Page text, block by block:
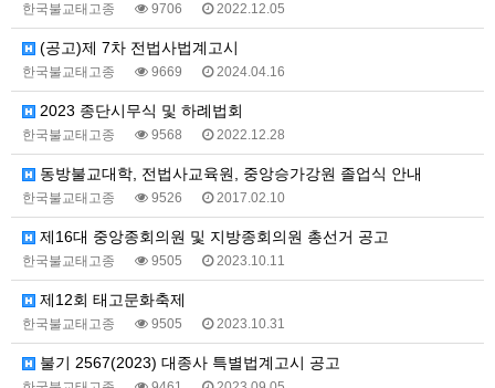
한국불교태고종 9706 2022.12.05
(공고)제 7차 전법사법계고시
한국불교태고종 9669 2024.04.16
2023 종단시무식 및 하례법회
한국불교태고종 9568 2022.12.28
동방불교대학, 전법사교육원, 중앙승가강원 졸업식 안내
한국불교태고종 9526 2017.02.10
제16대 중앙종회의원 및 지방종회의원 총선거 공고
한국불교태고종 9505 2023.10.11
제12회 태고문화축제
한국불교태고종 9505 2023.10.31
불기 2567(2023) 대종사 특별법계고시 공고